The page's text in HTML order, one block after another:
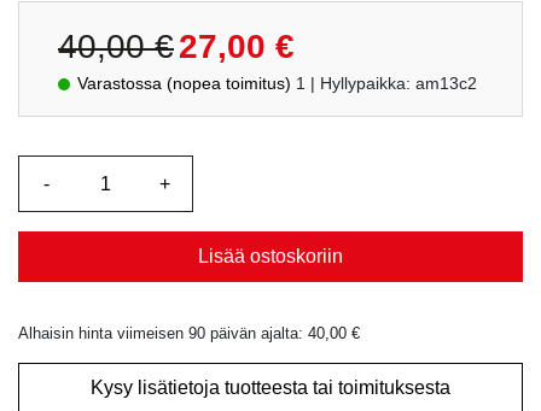
40,00€
Alkuperäinen
hinta
oli:
40,00 €.
27,00 €
Nykyinen
hinta
on:
27,00 €.
Varastossa (nopea toimitus) 1 | Hyllypaikka: am13c2
Lisää ostoskoriin
Alhaisin hinta viimeisen 90 päivän ajalta: 40,00 €
Kysy lisätietoja tuotteesta tai toimituksesta